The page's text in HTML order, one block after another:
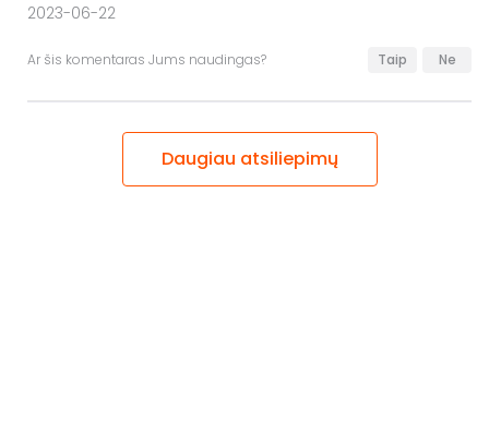
2023-06-22
Ar šis komentaras Jums naudingas? Taip Ne
Daugiau atsiliepimų